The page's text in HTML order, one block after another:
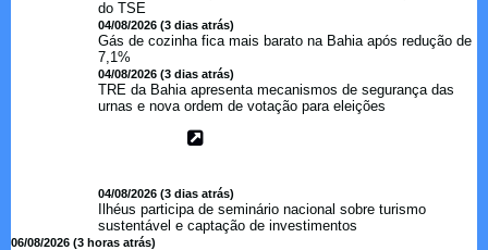
do TSE
04/08/2026 (3 dias atrás)
Gás de cozinha fica mais barato na Bahia após redução de
7,1%
04/08/2026 (3 dias atrás)
TRE da Bahia apresenta mecanismos de segurança das
urnas e nova ordem de votação para eleições
04/08/2026 (3 dias atrás)
Ilhéus participa de seminário nacional sobre turismo
sustentável e captação de investimentos
06/08/2026 (3 horas atrás)